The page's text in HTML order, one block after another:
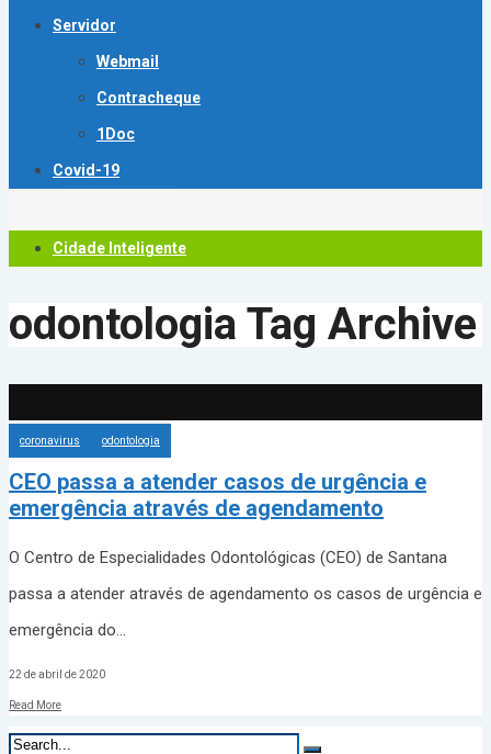
Servidor
Webmail
Contracheque
1Doc
Covid-19
Cidade Inteligente
odontologia Tag Archive
coronavirus odontologia
CEO passa a atender casos de urgência e
emergência através de agendamento
O Centro de Especialidades Odontológicas (CEO) de Santana
passa a atender através de agendamento os casos de urgência e
emergência do...
22 de abril de 2020
Read More